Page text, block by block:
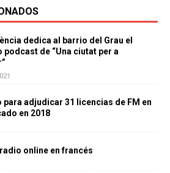
dedica al barrio del Grau el
podcast de “Una ciutat per a
para adjudicar 31 licencias de FM en
en 2018
online en francés